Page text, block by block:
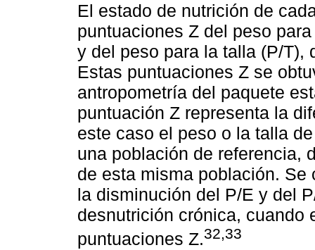
El estado de nutrición de
puntuaciones Z del peso
y del peso para la talla (P/T),
Estas puntuaciones Z se
antropometría del paquete
puntuación Z representa la
este caso el peso o la talla
una población de referencia,
de esta misma población.
la disminución del P/E y del
desnutrición crónica, cuando
puntuaciones Z.32,33